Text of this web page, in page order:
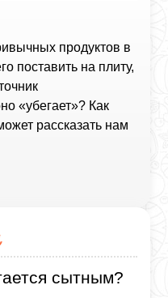
продуктов в
поставить на плиту,
«убегает»? Как
рассказать нам
сытным?